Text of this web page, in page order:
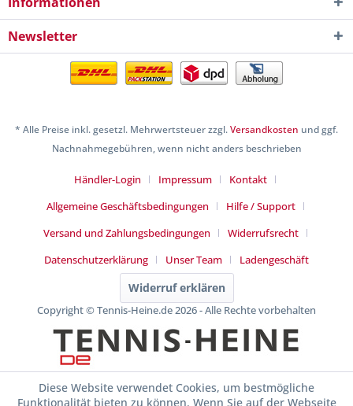
Newsletter
* Alle Preise inkl. gesetzl. Mehrwertsteuer zzgl.Versandkosten und ggf.
Nachnahmegebühren, wenn nicht anders beschrieben
Händler-Login Impressum
Kontakt
Allgemeine Geschäftsbedingungen
Hilfe / Support
Versand und Zahlungsbedingungen
Widerrufsrecht
Datenschutzerklärung
Unser Team Ladengeschäft
Widerruf erklären
Copyright © Tennis-Heine.de 2026 - Alle Rechte vorbehalten
Diese Website verwendet Cookies, um bestmögliche
Funktionalität bieten zu können. Wenn Sie auf der Webseite